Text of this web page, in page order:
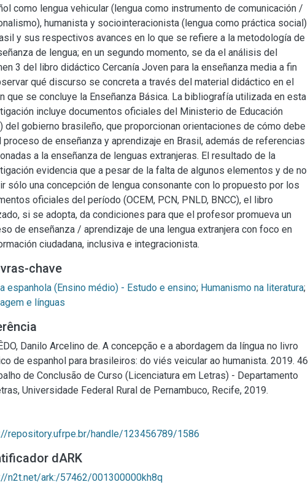
como lengua vehicular (lengua como instrumento de comunicación /
humanista y sociointeracionista (lengua como práctica social)
y sus respectivos avances en lo que se refiere a la metodología de
de lengua; en un segundo momento, se da el análisis del
3 del libro didáctico Cercanía Joven para la enseñanza media a fin
qué discurso se concreta a través del material didáctico en el
que se concluye la Enseñanza Básica. La bibliografía utilizada en esta
incluye documentos oficiales del Ministerio de Educación
del gobierno brasileño, que proporcionan orientaciones de cómo debe
proceso de enseñanza y aprendizaje en Brasil, además de referencias
a la enseñanza de lenguas extranjeras. El resultado de la
evidencia que a pesar de la falta de algunos elementos y de no
sólo una concepción de lengua consonante con lo propuesto por los
oficiales del período (OCEM, PCN, PNLD, BNCC), el libro
si se adopta, da condiciones para que el profesor promueva un
de enseñanza / aprendizaje de una lengua extranjera con foco en
ciudadana, inclusiva e integracionista.
chave
espanhola (Ensino médio) - Estudo e ensino; Humanismo na literatura;
e línguas
Danilo Arcelino de. A concepção e a abordagem da língua no livro
de espanhol para brasileiros: do viés veicular ao humanista. 2019. 46
de Conclusão de Curso (Licenciatura em Letras) - Departamento
Universidade Federal Rural de Pernambuco, Recife, 2019.
repository.ufrpe.br/handle/123456789/1586
dARK
n2t.net/ark:/57462/001300000kh8q